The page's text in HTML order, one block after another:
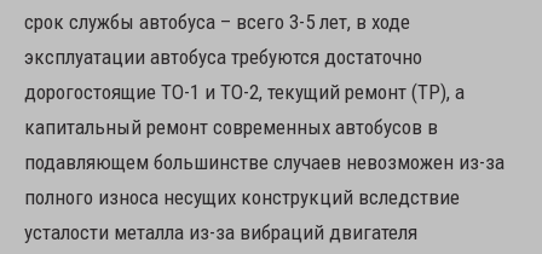
срок службы автобуса – всего 3-5 лет, в ходе
эксплуатации автобуса требуются достаточно
дорогостоящие ТО-1 и ТО-2, текущий ремонт (ТР), а
капитальный ремонт современных автобусов в
подавляющем большинстве случаев невозможен из-за
полного износа несущих конструкций вследствие
усталости металла из-за вибраций двигателя